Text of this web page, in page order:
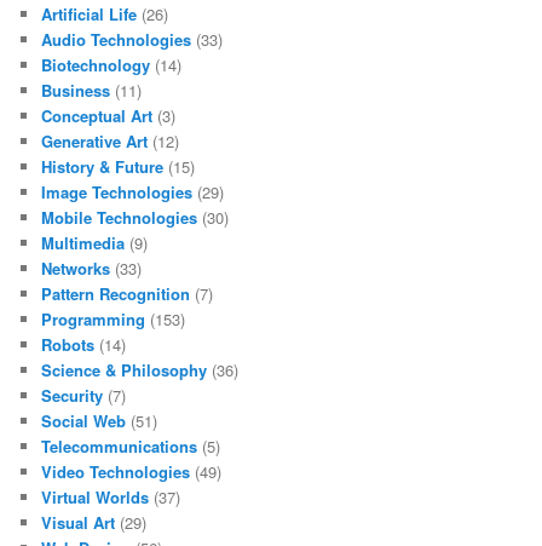
Artificial Life (26)
Audio Technologies (33)
Biotechnology (14)
Business (11)
Conceptual Art (3)
Generative Art (12)
History & Future (15)
Image Technologies (29)
Mobile Technologies (30)
Multimedia (9)
Networks (33)
Pattern Recognition (7)
Programming (153)
Robots (14)
Science & Philosophy (36)
Security (7)
Social Web (51)
Telecommunications (5)
Video Technologies (49)
Virtual Worlds (37)
Visual Art (29)